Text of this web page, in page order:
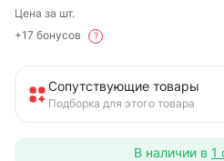
Цена за шт.
+17 бонусов
?
Сопутствующие товары
Подборка для этого товара
В наличии в 1